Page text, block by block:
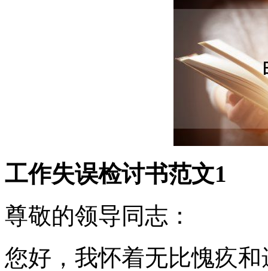
工作失误检讨书范文1
尊敬的领导同志：
您好，我怀着无比愧疚